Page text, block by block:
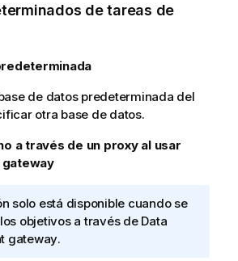
de tareas de
de datos predeterminada del
otra base de datos.
a través de un proxy al usar
gateway
solo está disponible cuando se
objetivos a través de Data
gateway.